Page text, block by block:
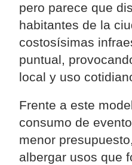
pero parece que
habitantes de la
costosísimas
puntual,
local y uso
Frente a este
consumo de
menor
albergar usos que